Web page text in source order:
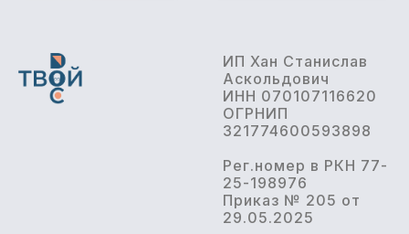
ИП Хан Станислав
Аскольдович
ИНН 070107116620
ОГРНИП
321774600593898
Рег.номер в РКН 77-
25-198976
Приказ № 205 от
29.05.2025